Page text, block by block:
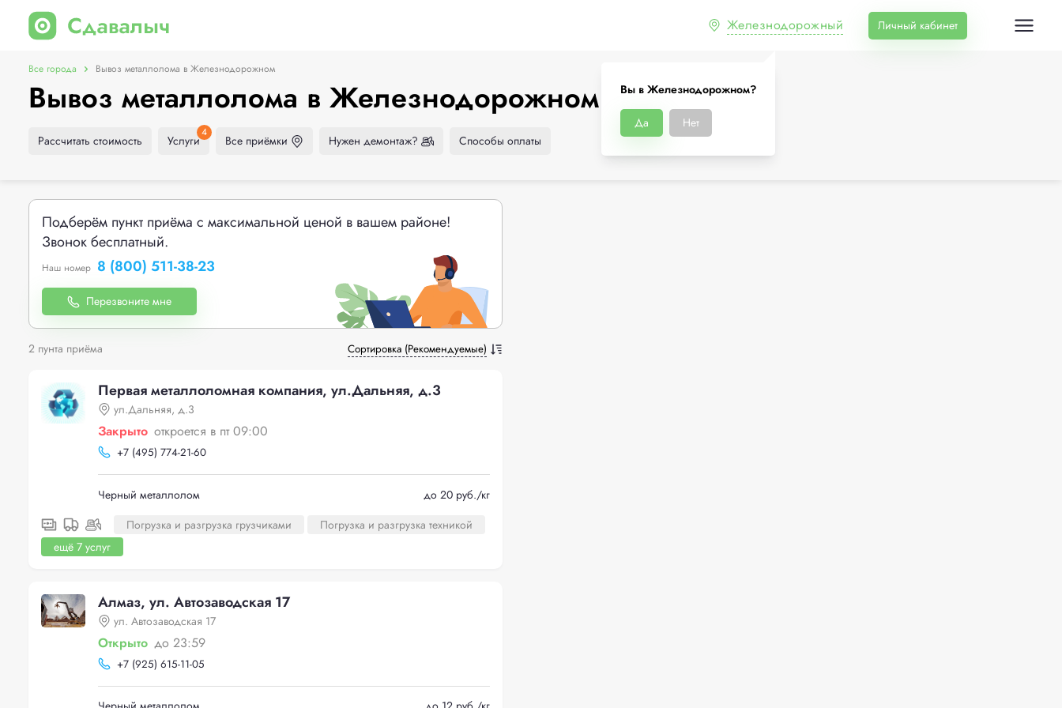
Железнодорожный
Вы в Железнодорожном?
Да Нет
Личный кабинет
Все города Вывоз металлолома в Железнодорожном
Вывоз металлолома в Железнодорожном
Рассчитать стоимость Услуги
4
Все приёмки Нужен демонтаж? Способы оплаты
Подберём пункт приёма с максимальной ценой в вашем районе!
Звонок бесплатный.
Наш номер 8 (800) 511-38-23
Перезвоните мне
2 пунта приёма Сортировка (Рекомендуемые)
Первая металлоломная компания, ул.Дальняя, д.3
ул.Дальняя, д.3
Закрыто откроется в пт 09:00
+7 (495) 774-21-60
Черный металлолом
до 20 руб./кг
Погрузка и разгрузка грузчиками
Погрузка и разгрузка техникой
ещё 7 услуг
Алмаз, ул. Автозаводская 17
ул. Автозаводская 17
Открыто до 23:59
+7 (925) 615-11-05